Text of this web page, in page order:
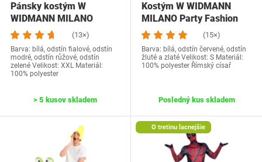
Pánsky kostým W
WIDMANN MILANO
snowboardista(13×)
Barva: bílá, odstín fialové, odstín
modré, odstín růžové, odstín
zelené Velikost: XXL Materiál:
100% polyester
> 5 kusov skladem
Kostým W WIDMANN
MILANO Party Fashion
veľ. S
(15×)
Barva: bílá, odstín červené, odstín
žluté a zlaté Velikost: S Materiál:
100% polyester Římský císař
Posledný kus skladem
O tretinu lacnejšie